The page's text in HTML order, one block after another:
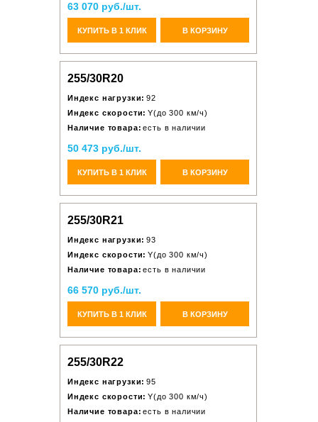
63 070 руб./шт.
КУПИТЬ В 1 КЛИК В КОРЗИНУ
255/30R20
Индекс нагрузки: 92
Индекс скорости: Y(до 300 км/ч)
Наличие товара: есть в наличии
50 473 руб./шт.
КУПИТЬ В 1 КЛИК В КОРЗИНУ
255/30R21
Индекс нагрузки: 93
Индекс скорости: Y(до 300 км/ч)
Наличие товара: есть в наличии
66 570 руб./шт.
КУПИТЬ В 1 КЛИК В КОРЗИНУ
255/30R22
Индекс нагрузки: 95
Индекс скорости: Y(до 300 км/ч)
Наличие товара: есть в наличии